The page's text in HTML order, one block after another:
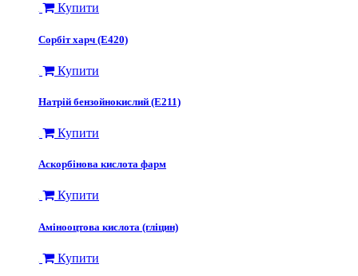
Купити
Сорбіт харч (Е420)
Купити
Натрій бензойнокислий (Е211)
Купити
Аскорбінова кислота фарм
Купити
Амінооцтова кислота (гліцин)
Купити